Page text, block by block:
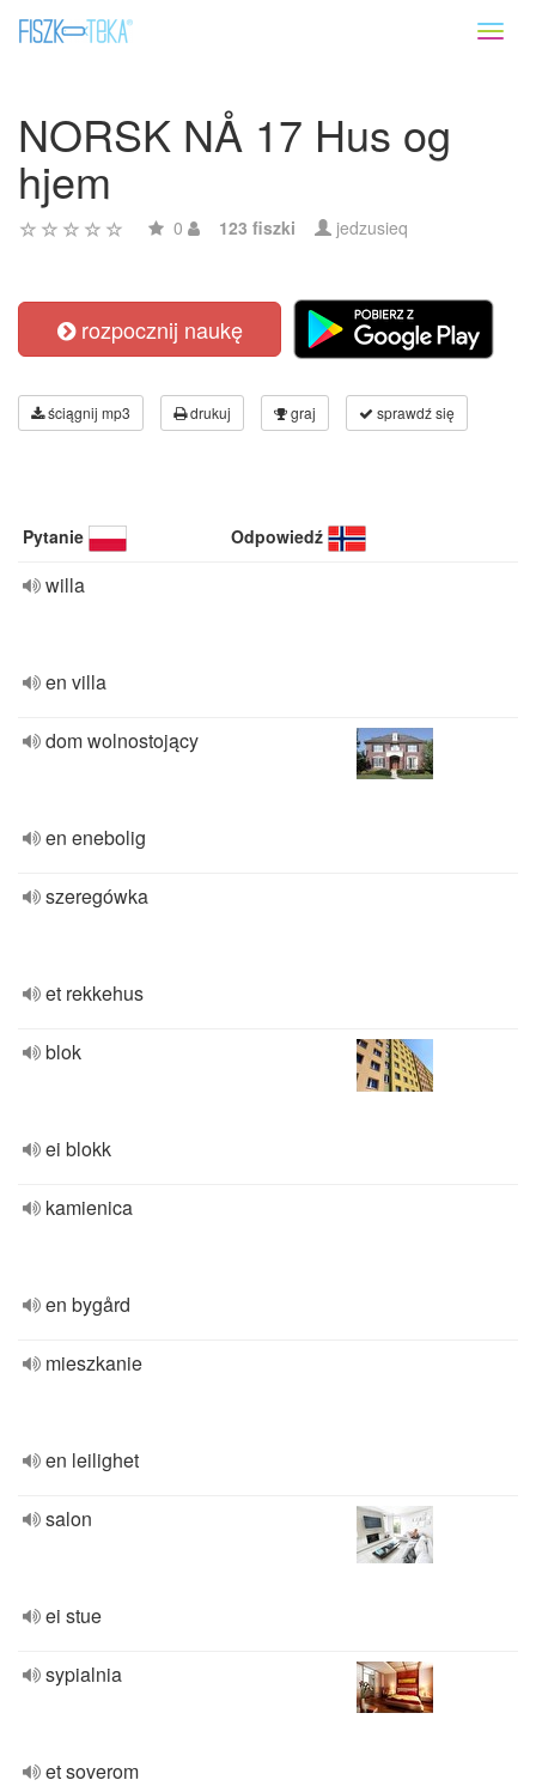
NORSK NÅ 17 Hus og
hjem
0 123 fiszki jedzusieq
rozpocznij naukę
ściągnij mp3 drukuj graj sprawdź się
Pytanie Odpowiedź
willa
en villa
dom wolnostojący
en enebolig
szeregówka
et rekkehus
blok
ei blokk
kamienica
en bygård
mieszkanie
en leilighet
salon
ei stue
sypialnia
et soverom